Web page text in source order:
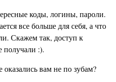
коды, логины, пароли.
все больше для себя, а что
Скажем так, доступ к
получали :).
вам не по зубам?